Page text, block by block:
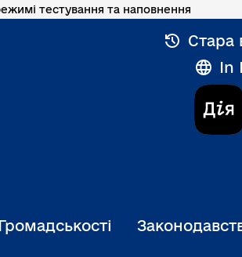
тестування та наповнення
Стара
In
Громадськості